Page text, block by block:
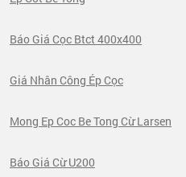
Báo Giá Cọc Btct 400x400
Giá Nhân Công Ép Cọc
Mong Ep Coc Be Tong Cừ Larsen
Báo Giá Cừ U200